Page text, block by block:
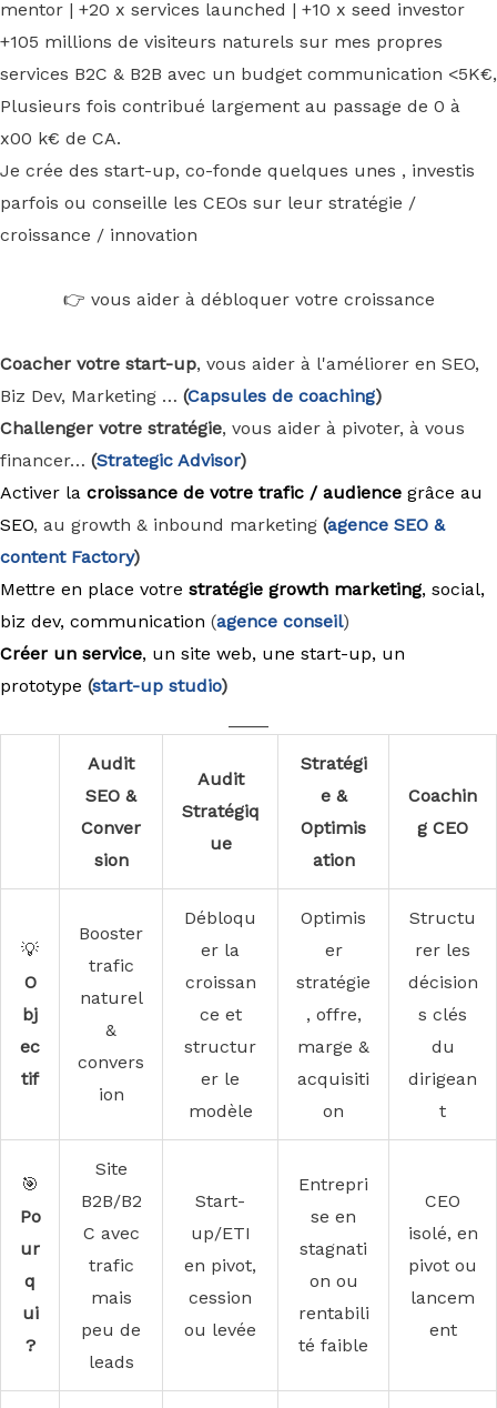
mentor | +20 x services launched | +10 x seed investor
+105 millions de visiteurs naturels sur mes propres
services B2C & B2B avec un budget communication <5K€,
Plusieurs fois contribué largement au passage de 0 à
x00 k€ de CA.
Je crée des start-up, co-fonde quelques unes , investis
parfois ou conseille les CEOs sur leur stratégie /
croissance / innovation
👉 vous aider à débloquer votre croissance
Coacher votre start-up, vous aider à l'améliorer en SEO,
Biz Dev, Marketing … (Capsules de coaching)
Challenger votre stratégie, vous aider à pivoter, à vous
financer… (Strategic Advisor)
Activer la croissance de votre trafic / audience grâce au
SEO, au growth & inbound marketing (agence SEO &
content Factory)
Mettre en place votre stratégie growth marketing, social,
biz dev, communication (agence conseil)
Créer un service, un site web, une start-up, un
prototype (start-up studio)
Audit
SEO &
Conver
sion
Audit
Stratégiq
ue
Stratégi
e &
Optimis
ation
Coachin
g CEO
💡
O
bj
ec
tif
Booster
trafic
naturel
&
convers
ion
Débloqu
er la
croissan
ce et
structur
er le
modèle
Optimis
er
stratégie
, offre,
marge &
acquisiti
on
Structu
rer les
décision
s clés
du
dirigean
t
🎯
Po
ur
q
ui
?
Site
B2B/B2
C avec
trafic
mais
peu de
leads
Start-
up/ETI
en pivot,
cession
ou levée
Entrepri
se en
stagnati
on ou
rentabili
té faible
CEO
isolé, en
pivot ou
lancem
ent